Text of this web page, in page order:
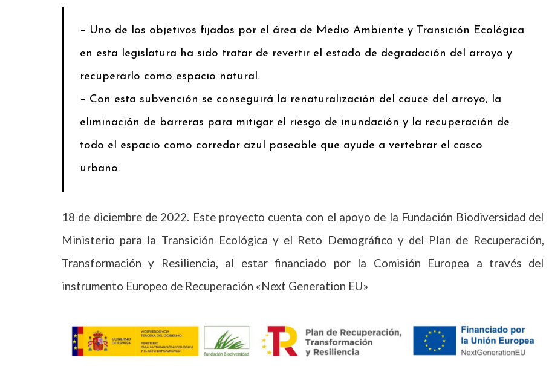
– Uno de los objetivos fijados por el área de Medio Ambiente y Transición Ecológica
en esta legislatura ha sido tratar de revertir el estado de degradación del arroyo y
recuperarlo como espacio natural.
– Con esta subvención se conseguirá la renaturalización del cauce del arroyo, la
eliminación de barreras para mitigar el riesgo de inundación y la recuperación de
todo el espacio como corredor azul paseable que ayude a vertebrar el casco
urbano.
18 de diciembre de 2022. Este proyecto cuenta con el apoyo de la Fundación Biodiversidad del
Ministerio para la Transición Ecológica y el Reto Demográfico y del Plan de Recuperación,
Transformación y Resiliencia, al estar financiado por la Comisión Europea a través del
instrumento Europeo de Recuperación «Next Generation EU»